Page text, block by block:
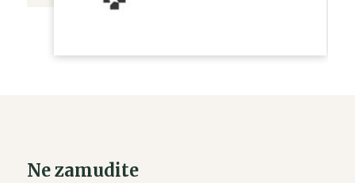
Ne zamudite